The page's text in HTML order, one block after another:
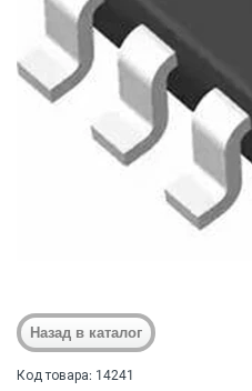
Код товара: 14241